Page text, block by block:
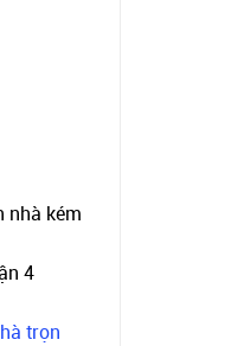
nhà kém
4
trọn